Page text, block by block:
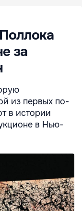
за
из первых по-
в истории
в Нью-